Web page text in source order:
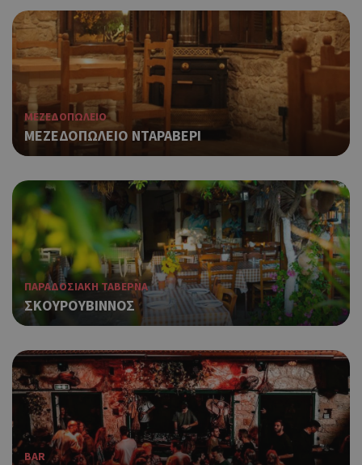
ΜΕΖΕΔΟΠΩΛΕΙΟ
ΜΕΖΕΔΟΠΩΛΕΙΟ ΝΤΑΡΑΒΕΡΙ
ΠΑΡΑΔΟΣΙΑΚΗ ΤΑΒΕΡΝΑ
ΣΚΟΥΡΟΥΒΙΝΝΟΣ
BAR